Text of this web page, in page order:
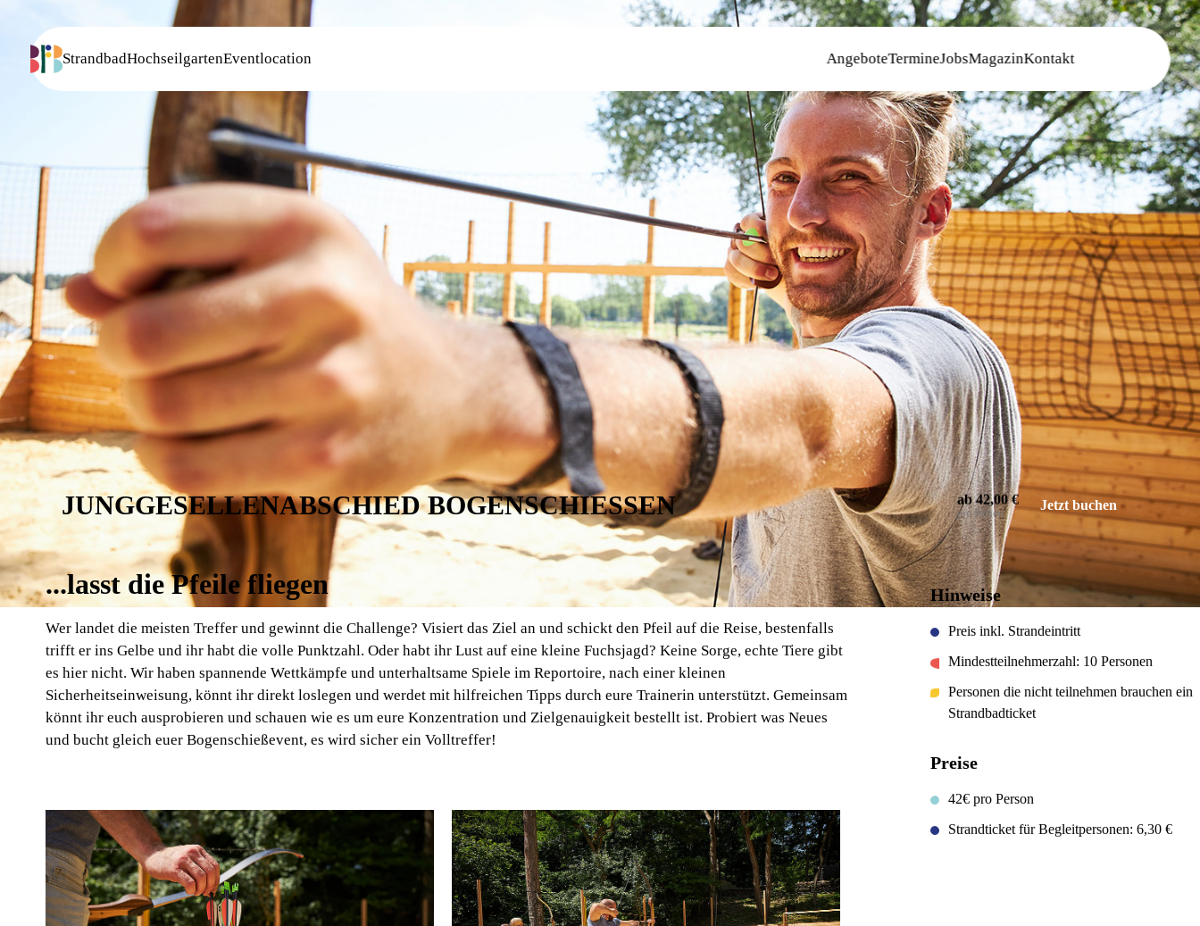
StrandbadHochseilgartenEventlocation AngeboteTermineJobsMagazinKontakt
JUNGGESELLENABSCHIED BOGENSCHIESSEN ab 42,00 €
pro Person
Jetzt buchen
VISITOR INFORMATION
Hinweise
Preis inkl. Strandeintritt
Mindestteilnehmerzahl: 10 Personen
Personen die nicht teilnehmen brauchen ein
Strandbadticket
Preise
42€ pro Person
Strandticket für Begleitpersonen: 6,30 €
...lasst die Pfeile fliegen
Wer landet die meisten Treffer und gewinnt die Challenge? Visiert das Ziel an und schickt den Pfeil auf die Reise, bestenfalls
trifft er ins Gelbe und ihr habt die volle Punktzahl. Oder habt ihr Lust auf eine kleine Fuchsjagd? Keine Sorge, echte Tiere gibt
es hier nicht. Wir haben spannende Wettkämpfe und unterhaltsame Spiele im Reportoire, nach einer kleinen
Sicherheitseinweisung, könnt ihr direkt loslegen und werdet mit hilfreichen Tipps durch eure Trainerin unterstützt. Gemeinsam
könnt ihr euch ausprobieren und schauen wie es um eure Konzentration und Zielgenauigkeit bestellt ist. Probiert was Neues
und bucht gleich euer Bogenschießevent, es wird sicher ein Volltreffer!